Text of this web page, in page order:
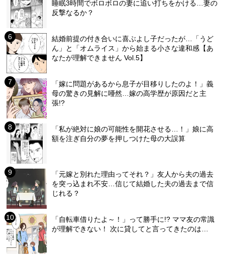
睡眠3時間でボロボロの妻に追い打ちをかける…妻の
反撃なるか？
結婚前提の付き合いに喜ぶよし子だったが…「うど
ん」と「オムライス」から始まる小さな違和感【あ
なたが理解できません Vol.5】
「嫁に問題があるから息子が目移りしたのよ！」義
母の驚きの見解に唖然…嫁の高学歴が原因だと主
張!?
「私が絶対に娘の可能性を開花させる…！」娘に高
額を注ぎ自分の夢を押しつけた母の大誤算
「元嫁と別れた理由ってそれ？」友人から夫の過去
を突っ込まれ不安…信じて結婚した夫の過去まで信
じれる？
「自転車借りたよ～！」って勝手に!? ママ友の常識
が理解できない！ 次に貸してと言ってきたのは…